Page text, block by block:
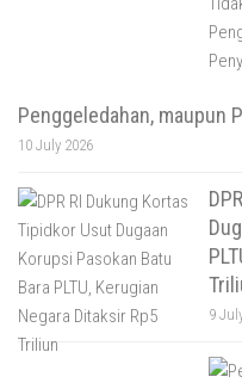
Penggeledahan, maupun
10 July 2026
9